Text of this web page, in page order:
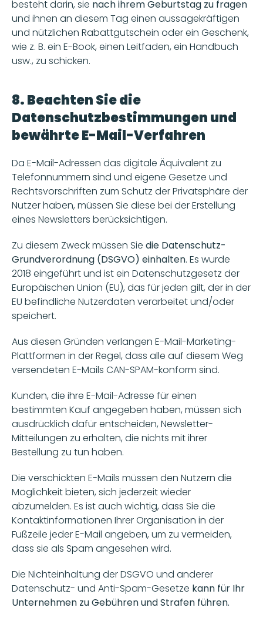
besteht darin, sie nach ihrem Geburtstag zu fragen
und ihnen an diesem Tag einen aussagekräftigen
und nützlichen Rabattgutschein oder ein Geschenk,
wie z. B. ein E-Book, einen Leitfaden, ein Handbuch
usw., zu schicken.
8. Beachten Sie die
Datenschutzbestimmungen und
bewährte E-Mail-Verfahren
Da E-Mail-Adressen das digitale Äquivalent zu
Telefonnummern sind und eigene Gesetze und
Rechtsvorschriften zum Schutz der Privatsphäre der
Nutzer haben, müssen Sie diese bei der Erstellung
eines Newsletters berücksichtigen.
Zu diesem Zweck müssen Sie die Datenschutz-
Grundverordnung (DSGVO) einhalten. Es wurde
2018 eingeführt und ist ein Datenschutzgesetz der
Europäischen Union (EU), das für jeden gilt, der in der
EU befindliche Nutzerdaten verarbeitet und/oder
speichert.
Aus diesen Gründen verlangen E-Mail-Marketing-
Plattformen in der Regel, dass alle auf diesem Weg
versendeten E-Mails CAN-SPAM-konform sind.
Kunden, die ihre E-Mail-Adresse für einen
bestimmten Kauf angegeben haben, müssen sich
ausdrücklich dafür entscheiden, Newsletter-
Mitteilungen zu erhalten, die nichts mit ihrer
Bestellung zu tun haben.
Die verschickten E-Mails müssen den Nutzern die
Möglichkeit bieten, sich jederzeit wieder
abzumelden. Es ist auch wichtig, dass Sie die
Kontaktinformationen Ihrer Organisation in der
Fußzeile jeder E-Mail angeben, um zu vermeiden,
dass sie als Spam angesehen wird.
Die Nichteinhaltung der DSGVO und anderer
Datenschutz- und Anti-Spam-Gesetze kann für Ihr
Unternehmen zu Gebühren und Strafen führen.